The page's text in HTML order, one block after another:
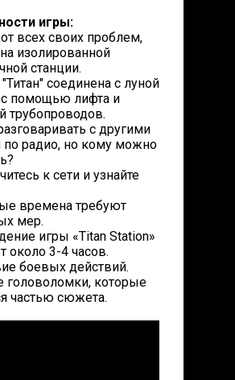
игры:
всех своих проблем,
изолированной
станции.
соединена с луной
с помощью лифта и
трубопроводов.
с другими
радио, но кому можно
к сети и узнайте
времена требуют
мер.
игры «Titan Station»
около 3-4 часов.
боевых действий.
головоломки, которые
частью сюжета.